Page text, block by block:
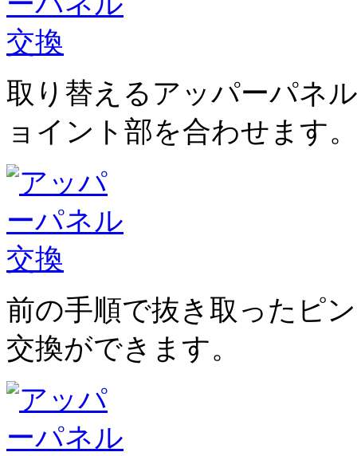
取り替えるアッパーパネ
ョイント部を合わせます。
前の手順で抜き取ったピ
交換ができます。